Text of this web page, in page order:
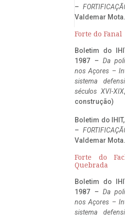
–
Valdemar
Forte do Fanal
Boletim do
1987 – Da
nos Açores –
sistema
séculos XVI-XIX
construção)
Boletim do
–
Valdemar
Forte do
Quebrada
Boletim do
1987 – Da
nos Açores –
sistema